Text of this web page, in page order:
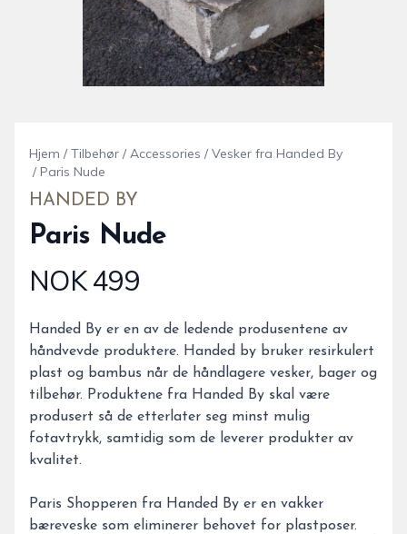
Hjem / Tilbehør / Accessories / Vesker fra Handed By
/ Paris Nude
HANDED BY
Paris Nude
Produktdetaljer
NOK 499
Description
Handed By er en av de ledende produsentene av
håndvevde produktere. Handed by bruker resirkulert
plast og bambus når de håndlagere vesker, bager og
tilbehør. Produktene fra Handed By skal være
produsert så de etterlater seg minst mulig
fotavtrykk, samtidig som de leverer produkter av
kvalitet.
Paris Shopperen fra Handed By er en vakker
bæreveske som eliminerer behovet for plastposer.